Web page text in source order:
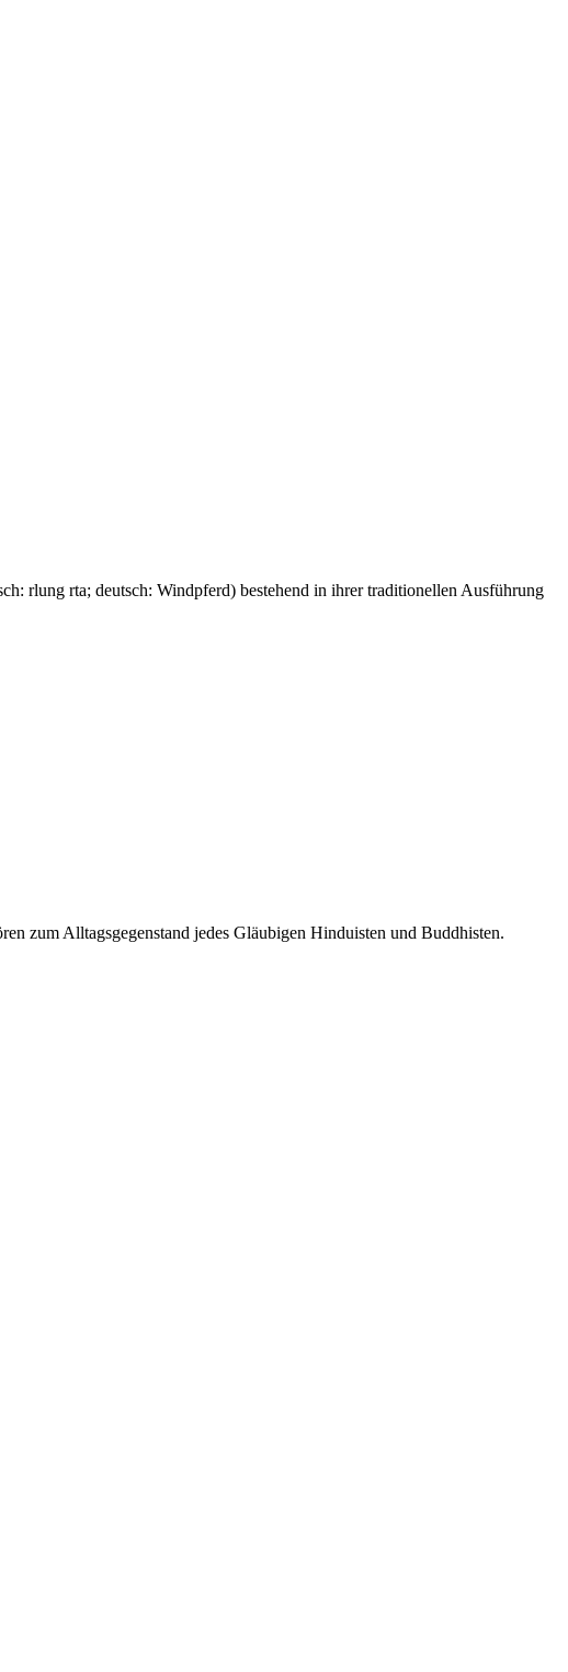
rlung rta; deutsch: Windpferd) bestehend in ihrer traditionellen Ausführung
zum Alltagsgegenstand jedes Gläubigen Hinduisten und Buddhisten.